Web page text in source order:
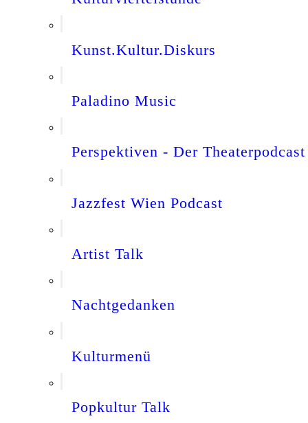
Kunst.Kultur.Diskurs
Paladino Music
Perspektiven - Der Theaterpodcast
Jazzfest Wien Podcast
Artist Talk
Nachtgedanken
Kulturmenü
Popkultur Talk